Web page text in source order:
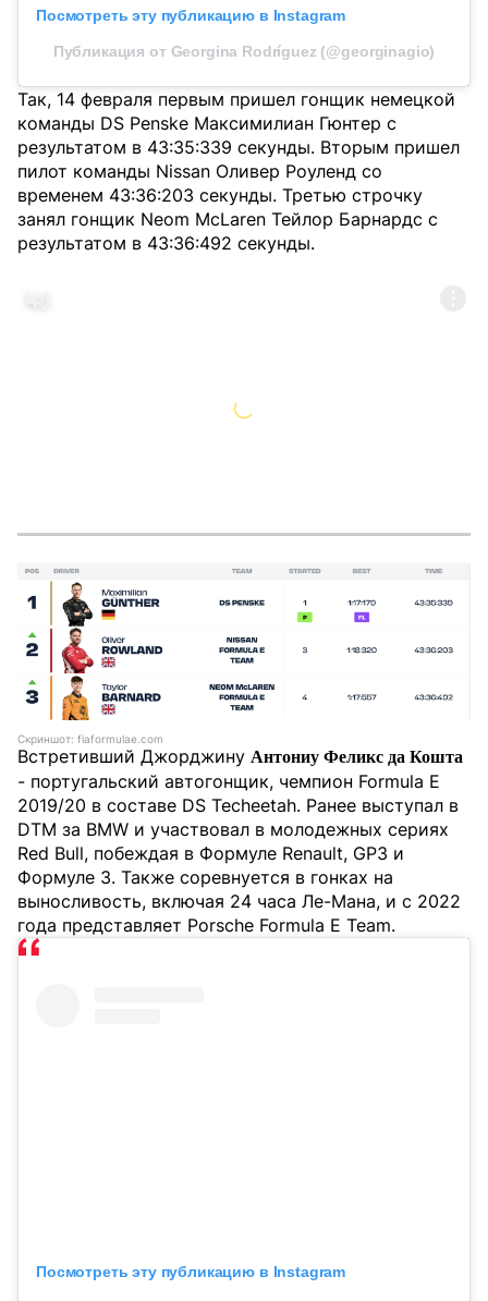
Посмотреть эту публикацию в Instagram
Публикация от Georgina Rodríguez (@georginagio)
Так, 14 февраля первым пришел гонщик немецкой
команды DS Penske Максимилиан Гюнтер с
результатом в 43:35:339 секунды. Вторым пришел
пилот команды Nissan Оливер Роуленд со
временем 43:36:203 секунды. Третью строчку
занял гонщик Neom McLaren Тейлор Барнардс с
результатом в 43:36:492 секунды.
Скриншот: fiaformulae.com
Встретивший Джорджину Антониу Феликс да Кошта
- португальский автогонщик, чемпион Formula E
2019/20 в составе DS Techeetah. Ранее выступал в
DTM за BMW и участвовал в молодежных сериях
Red Bull, побеждая в Формуле Renault, GP3 и
Формуле 3. Также соревнуется в гонках на
выносливость, включая 24 часа Ле-Мана, и с 2022
года представляет Porsche Formula E Team.
Посмотреть эту публикацию в Instagram